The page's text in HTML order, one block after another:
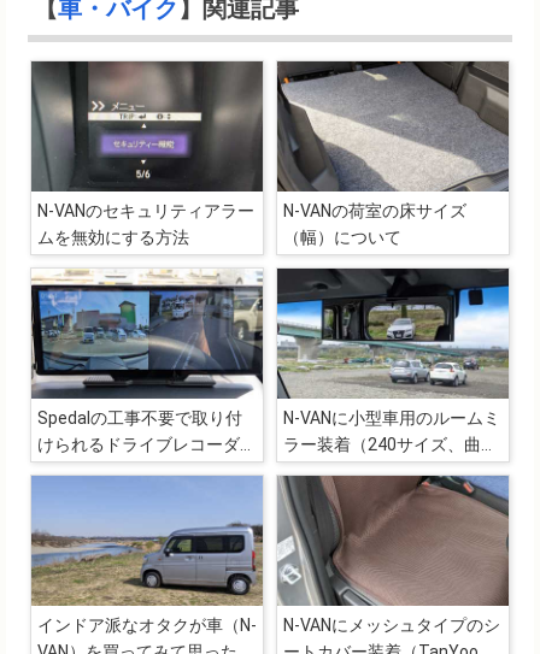
【車・バイク 】関連記事
N-VANのセキュリティアラー
ムを無効にする方法
N-VANの荷室の床サイズ
（幅）について
Spedalの工事不要で取り付
けられるドライブレコーダー
兼カーオーディオ
N-VANに小型車用のルームミ
ラー装着（240サイズ、曲率
3000SR）
インドア派なオタクが車（N-
N-VANにメッシュタイプのシ